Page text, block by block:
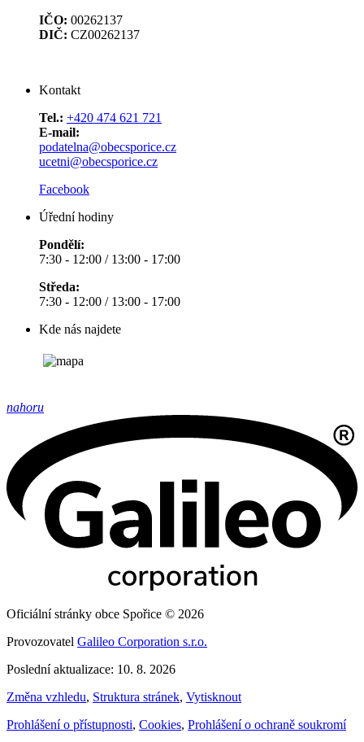
IČO: 00262137
DIČ: CZ00262137
Kontakt
Tel.: +420 474 621 721
E-mail:
podatelna@obecsporice.cz
ucetni@obecsporice.cz
Facebook
Úřední hodiny
Pondělí:
7:30 - 12:00 / 13:00 - 17:00
Středa:
7:30 - 12:00 / 13:00 - 17:00
Kde nás najdete
nahoru
Oficiální stránky obce Spořice © 2026
Provozovatel Galileo Corporation s.r.o.
Poslední aktualizace: 10. 8. 2026
Změna vzhledu, Struktura stránek, Vytisknout
Prohlášení o přístupnosti, Cookies, Prohlášení o ochraně soukromí